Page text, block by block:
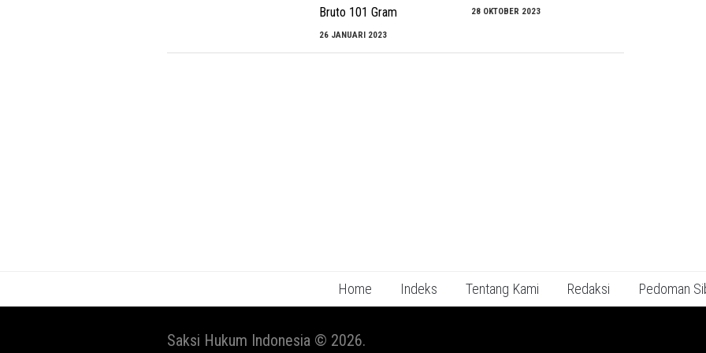
Bruto 101 Gram
26 JANUARI 2023
28 OKTOBER 2023
Home Indeks Tentang Kami Redaksi Pedoman
Saksi Hukum Indonesia © 2026.